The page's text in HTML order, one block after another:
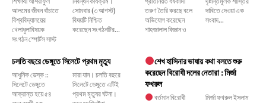
আলমের জীবন বাঁচাতে
বিশ্ববিদ্যালয়ের
খেলাধুলাবিষয়ক
সংগঠন স্পোর্টস সাস্ট
সোমবার (৩ আগস্ট)
বিষয়টি নিশ্চিত
করেছেন সংগঠনটির...
তরুণ তৈরি করছে বলে
অভিযোগ করেছেন
শাহজালাল বিজ্ঞান ও
দাবিতে দেওয়া এক
সংবাদ...
চলতি বছরে ডেঙ্গুতে সিলেটে প্রথম মৃত্যু
আধুনিক ডেস্ক ::
সিলেটে ডেঙ্গুতে
আক্রান্ত হয়ে ৫৪
মারা যান। চলতি বছরে
সিলেটে ডেঙ্গুতে এটিই
প্রথম মৃত্যুর ঘটনা।
শেখ হাসিনার ভাষায় কথা বলতে শুরু
করেছেন বিরোধী দলের নেতারা : মির্জা
ফখরুল
বর্তমান বিরোধী
মির্জা ফখরুল ইসলাম